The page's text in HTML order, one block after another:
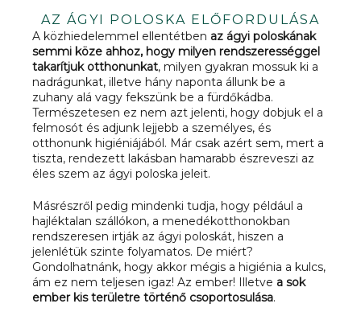
AZ ÁGYI POLOSKA ELŐFORDULÁSA
A közhiedelemmel ellentétben az ágyi poloskának
semmi köze ahhoz, hogy milyen rendszerességgel
takarítjuk otthonunkat, milyen gyakran mossuk ki a
nadrágunkat, illetve hány naponta állunk be a
zuhany alá vagy fekszünk be a fürdőkádba.
Természetesen ez nem azt jelenti, hogy dobjuk el a
felmosót és adjunk lejjebb a személyes, és
otthonunk higiéniájából. Már csak azért sem, mert a
tiszta, rendezett lakásban hamarabb észreveszi az
éles szem az ágyi poloska jeleit.
Másrészről pedig mindenki tudja, hogy például a
hajléktalan szállókon, a menedékotthonokban
rendszeresen irtják az ágyi poloskát, hiszen a
jelenlétük szinte folyamatos. De miért?
Gondolhatnánk, hogy akkor mégis a higiénia a kulcs,
ám ez nem teljesen igaz! Az ember! Illetve a sok
ember kis területre történő csoportosulása.